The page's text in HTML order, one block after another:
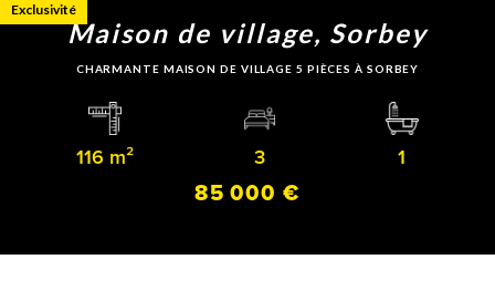
Maison de village, Sorbey
CHARMANTE MAISON DE VILLAGE 5 PIÈCES À SORBEY
116 m² 3 1
85 000 €
Exclusivité